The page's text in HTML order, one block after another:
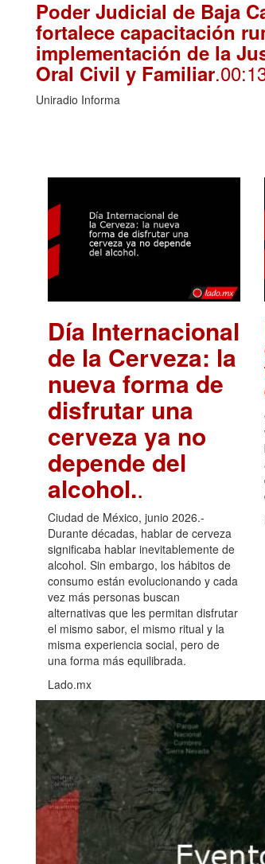
Poder Judicial de Baja
fortalece capacitación
implementación de la
Oral Civil y Familiar
Uniradio Informa
Día Internacional
de la Cerveza: la
nueva forma de
disfrutar una
cerveza ya no
depende del
alcohol..
Ciudad de México, junio 2026.-
Durante décadas, hablar de cerveza
significaba hablar inevitablemente de
alcohol. Sin embargo, los hábitos de
consumo están evolucionando y cada
vez más personas buscan
alternativas que les permitan disfrutar
el mismo sabor, el mismo ritual y la
misma experiencia social, pero de
una forma más equilibrada.
Lado.mx